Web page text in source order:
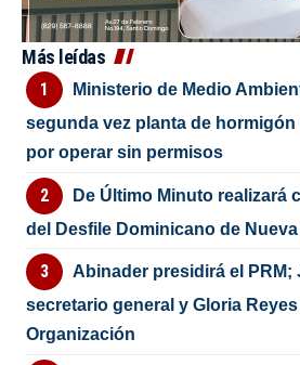
Más leídas
Ministerio de Medio
segunda vez planta de hormigón
por operar sin permisos
De Último Minuto realizará
del Desfile Dominicano de
Abinader presidirá el PRM;
secretario general y Gloria
Organización